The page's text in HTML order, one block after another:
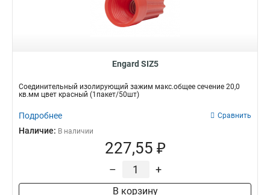
Engard SIZ5
Соединительный изолирующий зажим макс.общее сечение 20,0
кв.мм цвет красный (1пакет/50шт)
Подробнее Сравнить
Наличие: В наличии
227,55 ₽
– +
В корзину